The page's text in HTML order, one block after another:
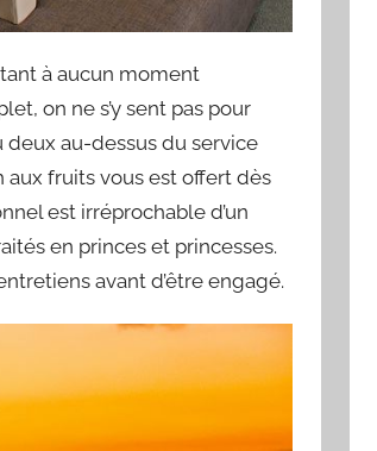
à aucun moment
on ne s’y sent pas pour
deux au-dessus du service
aux fruits vous est offert dès
est irréprochable d’un
en princes et princesses.
avant d’être engagé.